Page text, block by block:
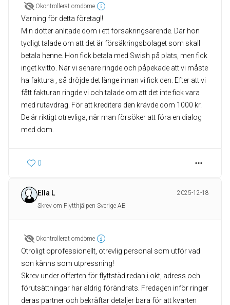
Okontrollerat omdöme
Varning för detta företag!!
Min dotter anlitade dom i ett försäkringsärende. Där hon
tydligt talade om att det är försäkringsbolaget som skall
betala henne. Hon fick betala med Swish på plats, men fick
inget kvitto. När vi senare ringde och påpekade att vi måste
ha faktura , så dröjde det länge innan vi fick den. Efter att vi
fått fakturan ringde vi och talade om att det inte fick vara
med rutavdrag. För att kreditera den krävde dom 1000 kr.
De är riktigt otrevliga, när man försöker att föra en dialog
med dom.
0
Ella L
2025-12-18
Skrev om Flytthjälpen Sverige AB
Okontrollerat omdöme
Otroligt oprofessionellt, otrevlig personal som utför vad
son känns som utpressning!
Skrev under offerten för flyttstäd redan i okt, adress och
förutsättningar har aldrig förändrats. Fredagen inför ringer
deras partner och bekräftar detaljer bara för att kvarten